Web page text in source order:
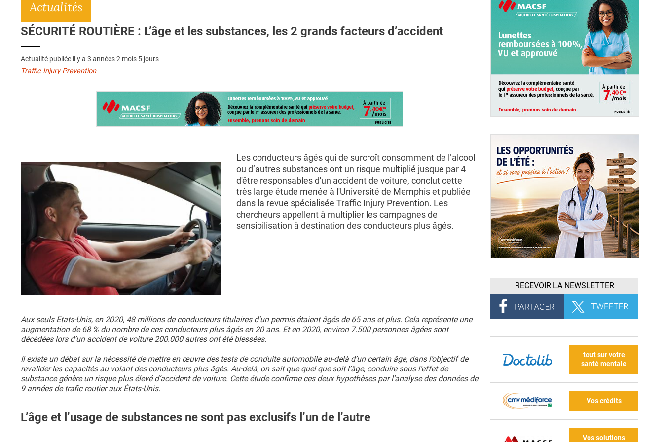
Actualités
SÉCURITÉ ROUTIÈRE : L’âge et les substances, les 2 grands facteurs d’accident
Actualité publiée il y a 3 années 2 mois 5 jours
Traffic Injury Prevention
Les conducteurs âgés qui de surcroît consomment de l’alcool
ou d’autres substances ont un risque multiplié jusque par 4
d'être responsables d'un accident de voiture, conclut cette
très large étude menée à l'Université de Memphis et publiée
dans la revue spécialisée Traffic Injury Prevention. Les
chercheurs appellent à multiplier les campagnes de
sensibilisation à destination des conducteurs plus âgés.
Aux seuls Etats-Unis, en 2020, 48 millions de conducteurs titulaires d'un permis étaient âgés de 65 ans et plus. Cela représente une
augmentation de 68 % du nombre de ces conducteurs plus âgés en 20 ans. Et en 2020, environ 7.500 personnes âgées sont
décédées lors d’un accident de voiture 200.000 autres ont été blessées.
Il existe un débat sur la nécessité de mettre en œuvre des tests de conduite automobile au-delà d’un certain âge, dans l’objectif de
revalider les capacités au volant des conducteurs plus âgés. Au-delà, on sait que quel que soit l’âge, conduire sous l’effet de
substance génère un risque plus élevé d’accident de voiture. Cette étude confirme ces deux hypothèses par l’analyse des données de
9 années de trafic routier aux États-Unis.
L’âge et l’usage de substances ne sont pas exclusifs l’un de l’autre
RECEVOIR LA NEWSLETTER
tout sur votre
santé mentale
Vos crédits
Vos solutions